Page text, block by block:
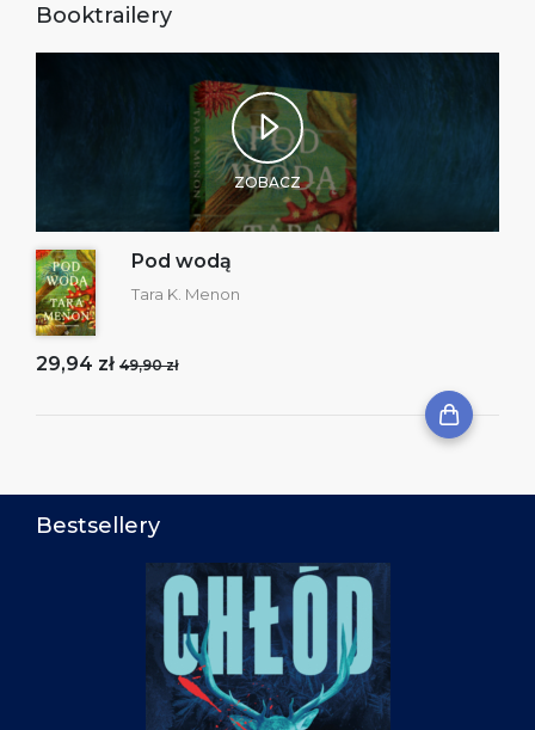
Booktrailery
ZOBACZ
Pod wodą
Tara K. Menon
29,94 zł 49,90 zł
Bestsellery